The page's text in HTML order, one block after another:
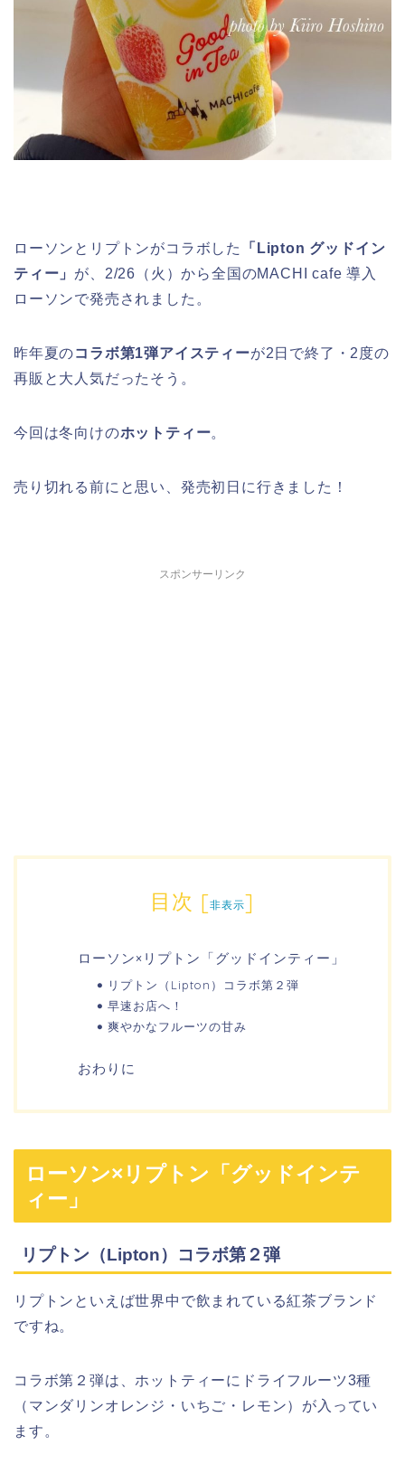
ローソンとリプトンがコラボした
「Lipton グッドイン
ティー」 が、2/26（火）から全国のMACHI cafe 導入
ローソンで発売されました。
昨年夏のコラボ第1弾アイスティーが2日で終了・2度の
再販と大人気だったそう。
今回は冬向けのホットティー。
売り切れる前にと思い、発売初日に行きました！
スポンサーリンク
目次 [非表示]
ローソン×リプトン「グッドインティー」
リプトン（Lipton）コラボ第２弾
早速お店へ！
爽やかなフルーツの甘み
おわりに
ローソン×リプトン「グッドインテ
ィー」
リプトン（Lipton）コラボ第２弾
リプトンといえば世界中で飲まれている紅茶ブランド
ですね。
コラボ第２弾は、ホットティーにドライフルーツ3種
（マンダリンオレンジ・いちご・レモン）が入ってい
ます。